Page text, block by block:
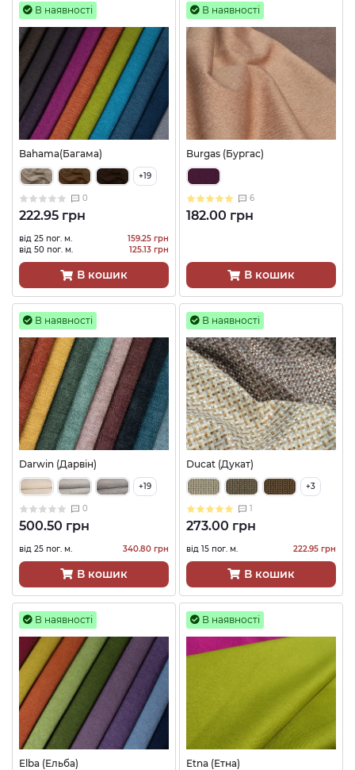
В наявності
Bahama(Багама)
+19
0
222.95 грн
від 25 пог. м.
159.25 грн
від 50 пог. м.
125.13 грн
В кошик
В наявності
Burgas (Бургас)
6
182.00 грн
В кошик
В наявності
Darwin (Дарвін)
+19
0
500.50 грн
від 25 пог. м. 340.80 грн
В кошик
В наявності
Ducat (Дукат)
+3
1
273.00 грн
від 15 пог. м. 222.95 грн
В кошик
В наявності
Elba (Ельба)
В наявності
Etna (Етна)